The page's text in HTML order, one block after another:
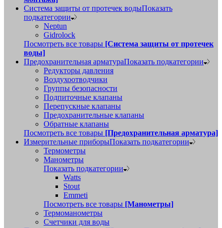
Система защиты от протечек водыПоказать
подкатегории
Neptun
Gidrolock
Посмотреть все товары [Система защиты от протечек
воды]
Предохранительная арматураПоказать подкатегории
Редукторы давления
Воздухоотводчики
Группы безопасности
Подпиточные клапаны
Перепускные клапаны
Предохранительные клапаны
Обратные клапаны
Посмотреть все товары [Предохранительная арматура]
Измерительные приборыПоказать подкатегории
Термометры
Манометры
Показать подкатегории
Watts
Stout
Emmeti
Посмотреть все товары [Манометры]
Термоманометры
Счетчики для воды